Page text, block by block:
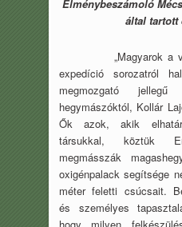
Élménybeszámoló
által tartott
„Magyarok a világ
expedíció sorozatról
megmozgató
hegymászóktól, Kollár
Ők azok, akik
társukkal, köztük
megmásszák
oxigénpalack segítsége
méter feletti csúcsait.
és személyes